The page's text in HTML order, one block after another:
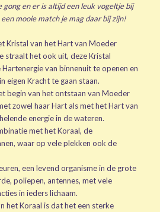
gong en er is altijd een leuk vogeltje bij
mooie match je mag daar bij zijn!
Kristal van het Hart van Moeder
straalt het ook uit, deze Kristal
van binnenuit te openen en
eigen Kracht te gaan staan.
begin van het ontstaan van Moeder
zowel haar Hart als met het Hart van
energie in de wateren.
met het Koraal, de
waar op vele plekken ook de
een levend organisme in de grote
poliepen, antennes, met vele
in ieders lichaam.
het Koraal is dat het een sterke